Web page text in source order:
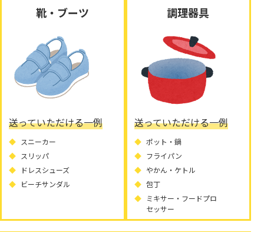
靴・ブーツ
送っていただける一例
スニーカー
スリッパ
ドレスシューズ
ビーチサンダル
調理器具
送っていただける一例
ポット・鍋
フライパン
やかん・ケトル
包丁
ミキサー・フードプロ
セッサー